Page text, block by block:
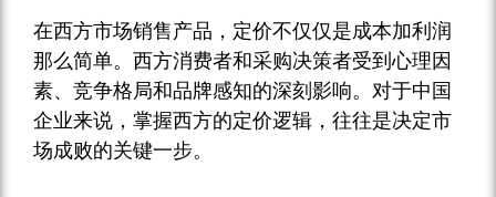
在西方市场销售产品，定价不仅仅是成本加利润
那么简单。西方消费者和采购决策者受到心理因
素、竞争格局和品牌感知的深刻影响。对于中国
企业来说，掌握西方的定价逻辑，往往是决定市
场成败的关键一步。